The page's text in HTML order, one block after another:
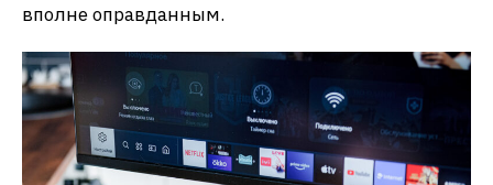
вполне оправданным.